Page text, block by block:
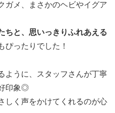
ガメ、まさかのヘビやイグア
ちと、思いっきりふれあえる
ぴったりでした！
ように、スタッフさんが丁寧
印象◎
しく声をかけてくれるのが心